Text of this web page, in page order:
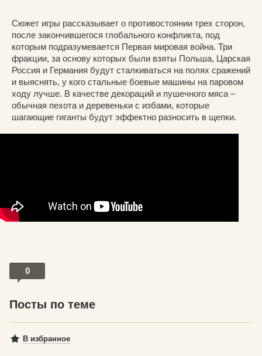
Сюжет игры рассказывает о противостоянии трех сторон,
после закончившегося глобального конфликта, под
которым подразумевается Первая мировая война. Три
фракции, за основу которых были взяты Польша, Царская
Россия и Германия будут сталкиваться на полях сражений
и выяснять, у кого стальные боевые машины на паровом
ходу лучше. В качестве декораций и пушечного мяса –
обычная пехота и деревеньки с избами, которые
шагающие гиганты будут эффектно разносить в щепки.
0
Посты по теме
В избранное